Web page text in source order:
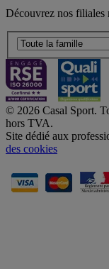
Découvrez nos filiales
© 2026 Casal Sport.
hors TVA.
Site dédié aux
des cookies